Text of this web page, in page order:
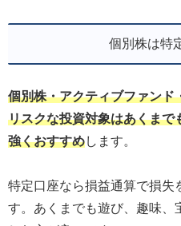
個別株は特
個別株・アクティブファンド
リスクな投資対象はあくまで
強くおすすめします。
特定口座なら損益通算で損失
す。あくまでも遊び、趣味、